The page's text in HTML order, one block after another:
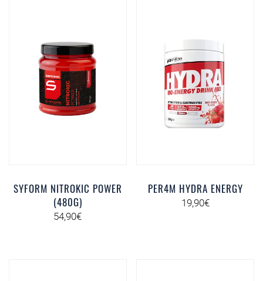
SYFORM NITROKIC POWER
(480G)
54,90€
PER4M HYDRA ENERGY
19,90€